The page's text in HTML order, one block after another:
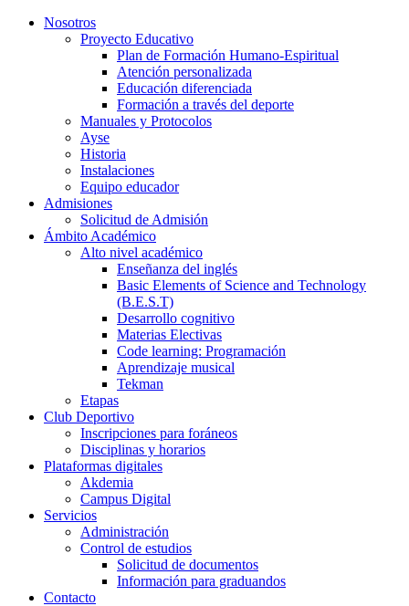
Nosotros
Proyecto Educativo
Plan de Formación Humano-Espiritual
Atención personalizada
Educación diferenciada
Formación a través del deporte
Manuales y Protocolos
Ayse
Historia
Instalaciones
Equipo educador
Admisiones
Solicitud de Admisión
Ámbito Académico
Alto nivel académico
Enseñanza del inglés
Basic Elements of Science and Technology
(B.E.S.T)
Desarrollo cognitivo
Materias Electivas
Code learning: Programación
Aprendizaje musical
Tekman
Etapas
Club Deportivo
Inscripciones para foráneos
Disciplinas y horarios
Plataformas digitales
Akdemia
Campus Digital
Servicios
Administración
Control de estudios
Solicitud de documentos
Información para graduandos
Contacto